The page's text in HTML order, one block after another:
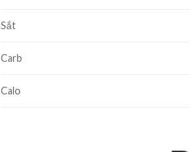
Sắt
Carb
Calo